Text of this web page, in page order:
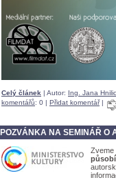
Celý článek | Autor: Ing. Jana
komentářů: 0 | Přidat komentář|
POZVÁNKA NA SEMINÁŘ O
Zveme